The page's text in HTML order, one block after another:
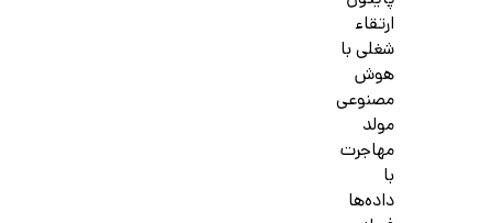
ارتقاء
شغلی با
هوش
مصنوعی
مولد
مهاجرت
با
داده‌ها